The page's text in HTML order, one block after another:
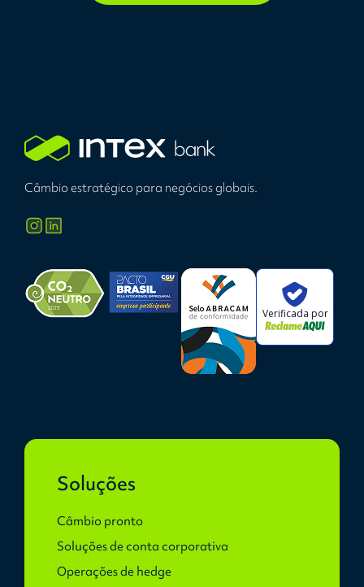
Câmbio estratégico para negócios globais.
Verificada por
Soluções
Câmbio pronto
Soluções de conta corporativa
Operações de hedge